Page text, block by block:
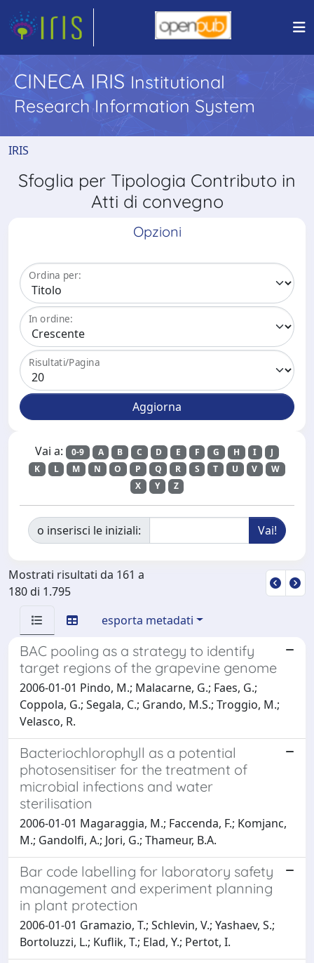
CINECA IRIS Institutional
Research Information System
IRIS
Sfoglia per Tipologia Contributo in
Atti di convegno
Opzioni
Ordina per:
In ordine:
Risultati/Pagina
Vai a: 0-9 A B C D E F G H I
J
K
L M N O P Q R S T U V
W
X
Y Z
o inserisci le iniziali:
Mostrati risultati da 161 a
180 di 1.795
esporta metadati
BAC pooling as a strategy to identify
target regions of the grapevine genome
2006-01-01 Pindo, M.; Malacarne, G.; Faes, G.;
Coppola, G.; Segala, C.; Grando, M.S.; Troggio, M.;
Velasco, R.
Bacteriochlorophyll as a potential
photosensitiser for the treatment of
microbial infections and water
sterilisation
2006-01-01 Magaraggia, M.; Faccenda, F.; Komjanc,
M.; Gandolfi, A.; Jori, G.; Thameur, B.A.
Bar code labelling for laboratory safety
management and experiment planning
in plant protection
2006-01-01 Gramazio, T.; Schlevin, V.; Yashaev, S.;
Bortoluzzi, L.; Kuflik, T.; Elad, Y.; Pertot, I.